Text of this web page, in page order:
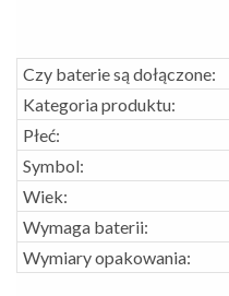
Czy baterie są dołączone:
Kategoria produktu:
Płeć:
Symbol:
Wiek:
Wymaga baterii:
Wymiary opakowania: